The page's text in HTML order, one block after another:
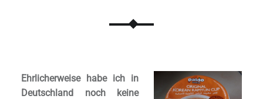
Ehrlicherweise habe ich in
Deutschland noch keine